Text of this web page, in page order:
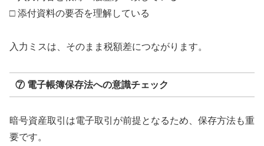
□ 添付資料の要否を理解している
入力ミスは、そのまま税額差につながります。
⑦ 電子帳簿保存法への意識チェック
暗号資産取引は電子取引が前提となるため、保存方法も重
要です。